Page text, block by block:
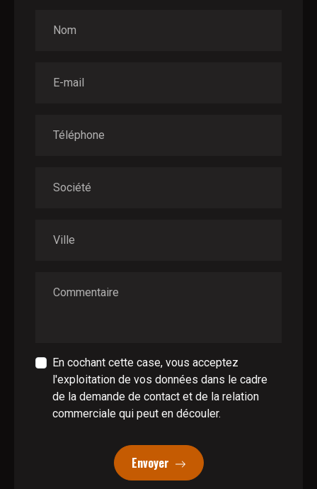
Nom
E-mail
Téléphone
Société
Ville
Commentaire
En cochant cette case, vous acceptez
l'exploitation de vos données dans le cadre
de la demande de contact et de la relation
commerciale qui peut en découler.
Envoyer